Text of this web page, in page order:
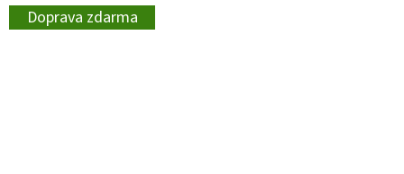
Doprava zdarma